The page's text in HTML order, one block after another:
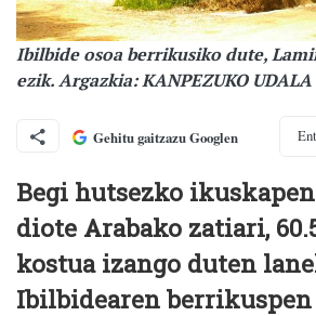
Ibilbide osoa berrikusiko dute,
ezik. Argazkia: KANPEZUKO UDALA
Gehitu gaitzazu Googlen
Begi hutsezko
diote Arabako zatiari,
kostua izango duten
Ibilbidearen berrikuspen